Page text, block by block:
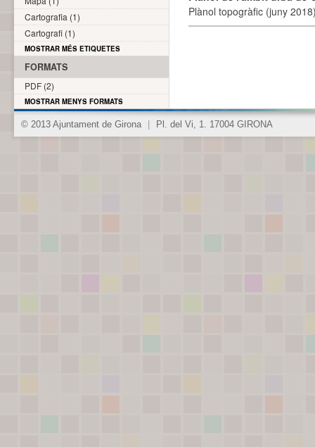
Plànol topogràfic (juny
Cartografia (1)
Cartografi (1)
MOSTRAR MÉS ETIQUETES
FORMATS
PDF (2)
MOSTRAR MENYS FORMATS
© 2013 Ajuntament de Girona Pl. del Vi, 1. 17004 GIRONA